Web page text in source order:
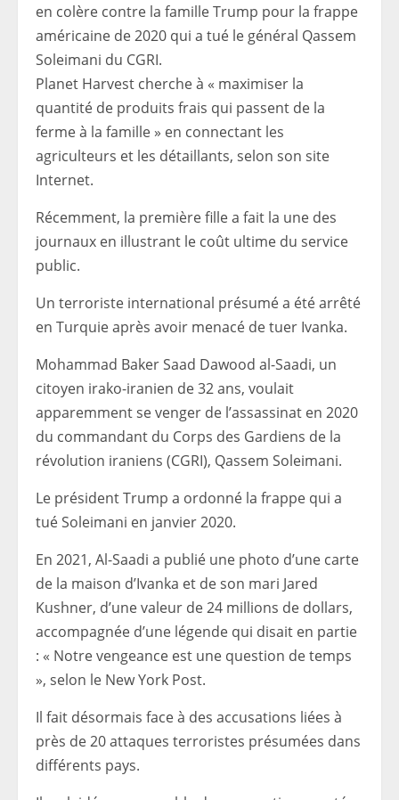
en colère contre la famille Trump pour la frappe
américaine de 2020 qui a tué le général Qassem
Soleimani du CGRI.
Planet Harvest cherche à « maximiser la
quantité de produits frais qui passent de la
ferme à la famille » en connectant les
agriculteurs et les détaillants, selon son site
Internet.
Récemment, la première fille a fait la une des
journaux en illustrant le coût ultime du service
public.
Un terroriste international présumé a été arrêté
en Turquie après avoir menacé de tuer Ivanka.
Mohammad Baker Saad Dawood al-Saadi, un
citoyen irako-iranien de 32 ans, voulait
apparemment se venger de l’assassinat en 2020
du commandant du Corps des Gardiens de la
révolution iraniens (CGRI), Qassem Soleimani.
Le président Trump a ordonné la frappe qui a
tué Soleimani en janvier 2020.
En 2021, Al-Saadi a publié une photo d’une carte
de la maison d’Ivanka et de son mari Jared
Kushner, d’une valeur de 24 millions de dollars,
accompagnée d’une légende qui disait en partie
: « Notre vengeance est une question de temps
», selon le New York Post.
Il fait désormais face à des accusations liées à
près de 20 attaques terroristes présumées dans
différents pays.